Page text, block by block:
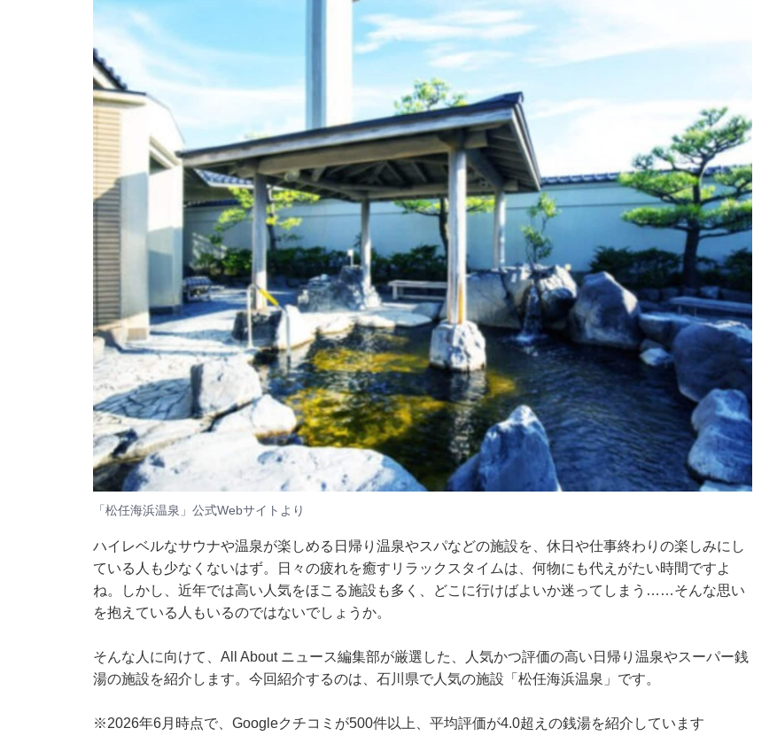
「松任海浜温泉」公式Webサイトより
ハイレベルなサウナや温泉が楽しめる日帰り温泉やスパなどの施設を、休日や仕事終わりの楽しみにし
ている人も少なくないはず。日々の疲れを癒すリラックスタイムは、何物にも代えがたい時間ですよ
ね。しかし、近年では高い人気をほこる施設も多く、どこに行けばよいか迷ってしまう……そんな思い
を抱えている人もいるのではないでしょうか。
そんな人に向けて、All About ニュース編集部が厳選した、人気かつ評価の高い日帰り温泉やスーパー銭
湯の施設を紹介します。今回紹介するのは、石川県で人気の施設「松任海浜温泉」です。
※2026年6月時点で、Googleクチコミが500件以上、平均評価が4.0超えの銭湯を紹介しています